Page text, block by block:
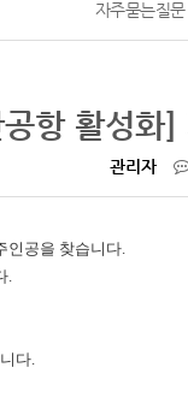
자주묻는질문
공항 활성화
관리자
인공을 찾습니다.
.
다.